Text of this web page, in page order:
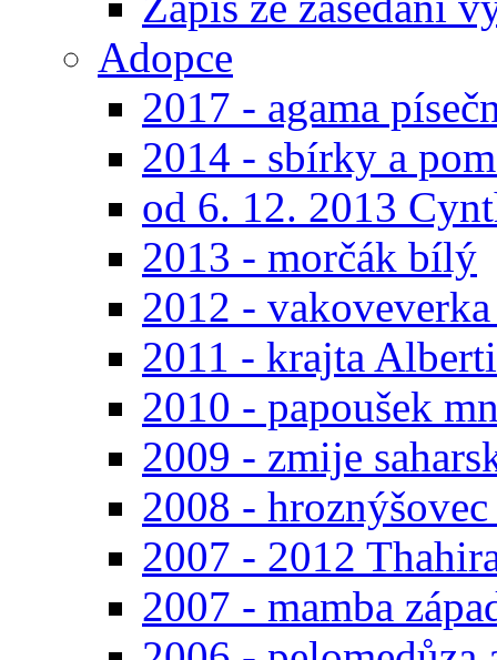
Adopce
2017 - agama
2014 - sbírky a
od 6. 12. 2013
2013 - morčák bílý
2012 -
2011 - krajta
2010 - papoušek
2009 - zmije
2008 -
2007 - 2012
2007 - mamba